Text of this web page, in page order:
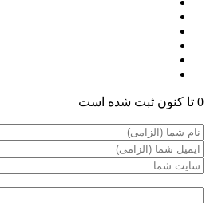
0 تا کنون ثبت شده است